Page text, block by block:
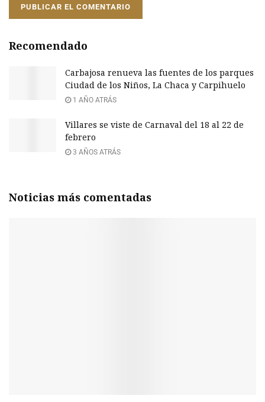
Recomendado
Carbajosa renueva las fuentes de los parques
Ciudad de los Niños, La Chaca y Carpihuelo
1 AÑO ATRÁS
Villares se viste de Carnaval del 18 al 22 de
febrero
3 AÑOS ATRÁS
Noticias más comentadas